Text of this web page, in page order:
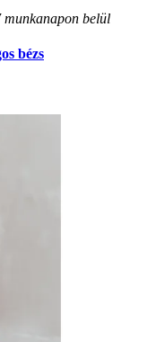
munkanapon belül
bézs